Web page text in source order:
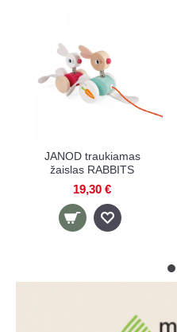
LITTLE BIRD TOLD ME
traukiamas žaislas
CELESTE UNICORN
37,00 €